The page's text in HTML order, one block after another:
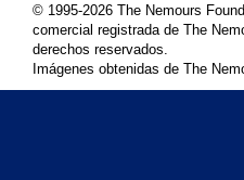
© 1995-2026 The Nemours
comercial registrada de The
derechos reservados.
Imágenes obtenidas de The